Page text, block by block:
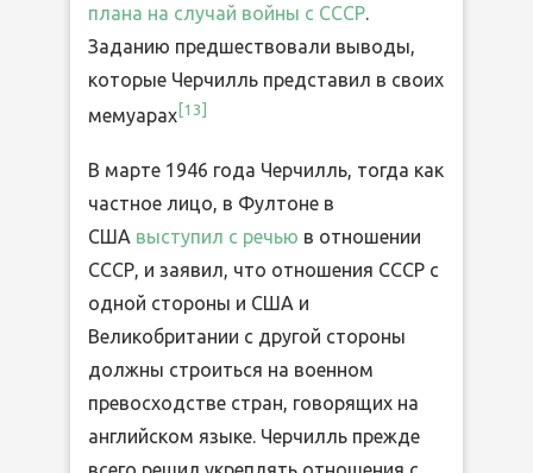
плана на случай войны с СССР.
Заданию предшествовали выводы,
которые Черчилль представил в своих
мемуарах [13]
В марте 1946 года Черчилль, тогда как
частное лицо, в Фултоне в
США выступил с речью в отношении
СССР, и заявил, что отношения СССР с
одной стороны и США и
Великобритании с другой стороны
должны строиться на военном
превосходстве стран, говорящих на
английском языке. Черчилль прежде